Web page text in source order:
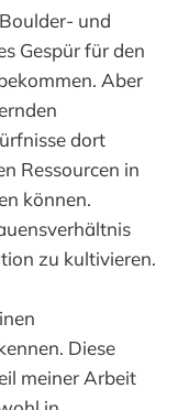
und
Gespür für den
Aber
dort
Ressourcen in
können.
zu kultivieren.
Diese
meiner Arbeit